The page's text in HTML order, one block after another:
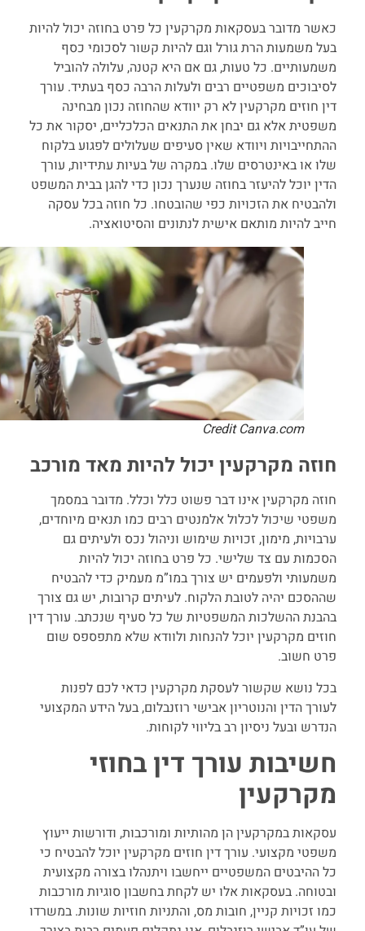
כאשר מדובר בעסקאות מקרקעין כל פרט בחוזה יכול להיות
בעל משמעות הרת גורל וגם להיות קשור לסכומי כסף
משמעותיים. כל טעות, גם אם היא קטנה, עלולה להוביל
לסיבוכים משפטיים רבים ולעלות הרבה כסף בעתיד. עורך
דין חוזים מקרקעין לא רק יוודא שהחוזה נכון מבחינה
משפטית אלא גם יבחן את התנאים הכלכליים, יסקור את כל
ההתחייבויות ויוודא שאין סעיפים שעלולים לפגוע בלקוח
שלו או באינטרסים שלו. במקרה של בעיות עתידיות, עורך
הדין יוכל להיעזר בחוזה שנערך נכון כדי להגן בבית המשפט
ולהבטיח את הזכויות כפי שהובטחו. כל חוזה בכל עסקה
חייב להיות מותאם אישית לנתונים והסיטואציה.
Credit Canva.com
חוזה מקרקעין יכול להיות מאד מורכב
חוזה מקרקעין אינו דבר פשוט כלל וכלל. מדובר במסמך
משפטי שיכול לכלול אלמנטים רבים כמו תנאים מיוחדים,
ערבויות, מימון, זכויות שימוש וניהול נכס ולעיתים גם
הסכמות עם צד שלישי. כל פרט בחוזה יכול להיות
משמעותי ולפעמים יש צורך במו”מ מעמיק כדי להבטיח
שההסכם יהיה לטובת הלקוח. לעיתים קרובות, יש גם צורך
בהבנת ההשלכות המשפטיות של כל סעיף שנכתב. עורך דין
חוזים מקרקעין יוכל להנחות ולוודא שלא מתפספס שום
פרט חשוב.
בכל נושא שקשור לעסקת מקרקעין כדאי לכם לפנות
לעורך הדין והנוטריון אבישי רוזנבלום, בעל הידע המקצועי
הנדרש ובעל ניסיון רב בליווי לקוחות.
חשיבות עורך דין בחוזי
מקרקעין
עסקאות במקרקעין הן מהותיות ומורכבות, ודורשות ייעוץ
משפטי מקצועי. עורך דין חוזים מקרקעין יוכל להבטיח כי
כל ההיבטים המשפטיים ייחשבו ויתנהלו בצורה מקצועית
ובטוחה. בעסקאות אלו יש לקחת בחשבון סוגיות מורכבות
כמו זכויות קניין, חובות מס, והתניות חוזיות שונות. במשרדו